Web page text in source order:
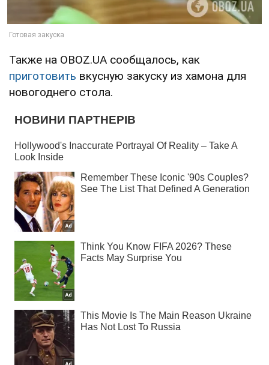
Также на OBOZ.UA сообщалось, как
приготовить вкусную закуску из хамона для
новогоднего стола.